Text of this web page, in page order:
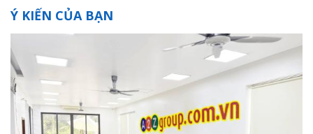
Ý KIẾN CỦA BẠN